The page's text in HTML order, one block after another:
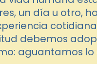
un día u otro,
debemos
aguantamos